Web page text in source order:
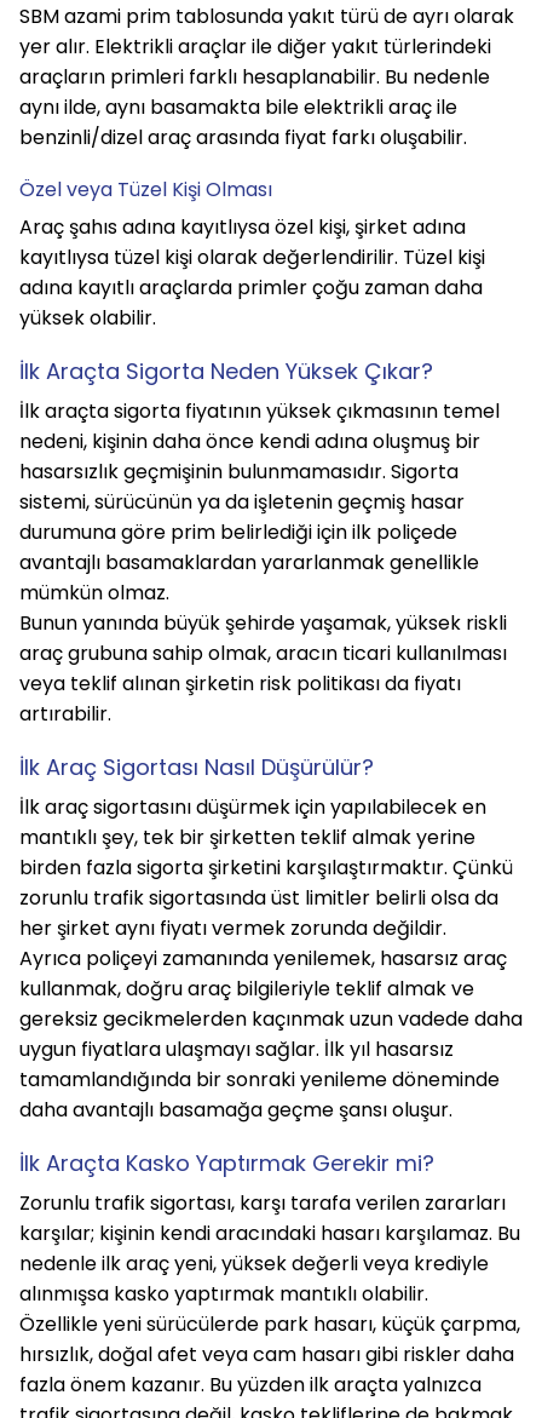
SBM azami prim tablosunda yakıt türü de ayrı olarak
yer alır. Elektrikli araçlar ile diğer yakıt türlerindeki
araçların primleri farklı hesaplanabilir. Bu nedenle
aynı ilde, aynı basamakta bile elektrikli araç ile
benzinli/dizel araç arasında fiyat farkı oluşabilir.
Özel veya Tüzel Kişi Olması
Araç şahıs adına kayıtlıysa özel kişi, şirket adına
kayıtlıysa tüzel kişi olarak değerlendirilir. Tüzel kişi
adına kayıtlı araçlarda primler çoğu zaman daha
yüksek olabilir.
İlk Araçta Sigorta Neden Yüksek Çıkar?
İlk araçta sigorta fiyatının yüksek çıkmasının temel
nedeni, kişinin daha önce kendi adına oluşmuş bir
hasarsızlık geçmişinin bulunmamasıdır. Sigorta
sistemi, sürücünün ya da işletenin geçmiş hasar
durumuna göre prim belirlediği için ilk poliçede
avantajlı basamaklardan yararlanmak genellikle
mümkün olmaz.
Bunun yanında büyük şehirde yaşamak, yüksek riskli
araç grubuna sahip olmak, aracın ticari kullanılması
veya teklif alınan şirketin risk politikası da fiyatı
artırabilir.
İlk Araç Sigortası Nasıl Düşürülür?
İlk araç sigortasını düşürmek için yapılabilecek en
mantıklı şey, tek bir şirketten teklif almak yerine
birden fazla sigorta şirketini karşılaştırmaktır. Çünkü
zorunlu trafik sigortasında üst limitler belirli olsa da
her şirket aynı fiyatı vermek zorunda değildir.
Ayrıca poliçeyi zamanında yenilemek, hasarsız araç
kullanmak, doğru araç bilgileriyle teklif almak ve
gereksiz gecikmelerden kaçınmak uzun vadede daha
uygun fiyatlara ulaşmayı sağlar. İlk yıl hasarsız
tamamlandığında bir sonraki yenileme döneminde
daha avantajlı basamağa geçme şansı oluşur.
İlk Araçta Kasko Yaptırmak Gerekir mi?
Zorunlu trafik sigortası, karşı tarafa verilen zararları
karşılar; kişinin kendi aracındaki hasarı karşılamaz. Bu
nedenle ilk araç yeni, yüksek değerli veya krediyle
alınmışsa kasko yaptırmak mantıklı olabilir.
Özellikle yeni sürücülerde park hasarı, küçük çarpma,
hırsızlık, doğal afet veya cam hasarı gibi riskler daha
fazla önem kazanır. Bu yüzden ilk araçta yalnızca